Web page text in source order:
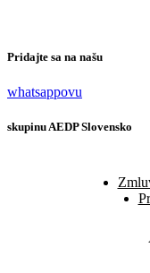
Pridajte sa na našu
whatsappovu
skupinu AEDP Slovensko